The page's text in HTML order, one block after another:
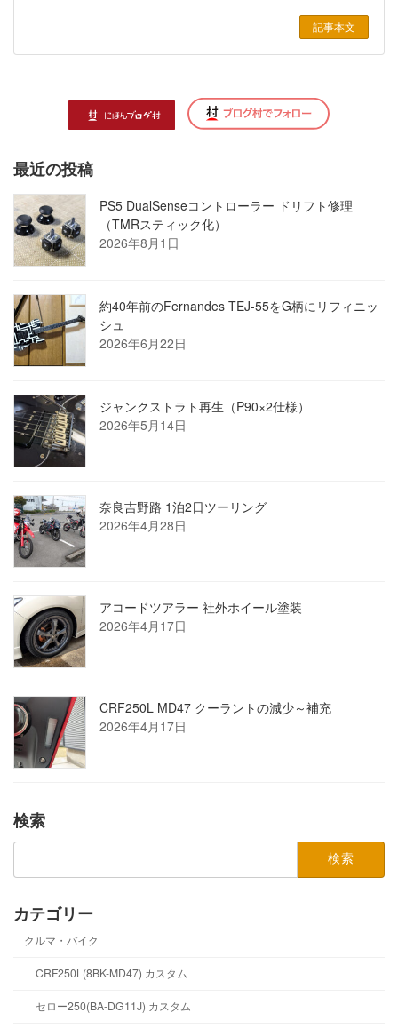
記事本文
最近の投稿
PS5 DualSenseコントローラー ドリフト修理
（TMRスティック化）
2026年8月1日
約40年前のFernandes TEJ-55をG柄にリフィニッ
シュ
2026年6月22日
ジャンクストラト再生（P90×2仕様）
2026年5月14日
奈良吉野路 1泊2日ツーリング
2026年4月28日
アコードツアラー 社外ホイール塗装
2026年4月17日
CRF250L MD47 クーラントの減少～補充
2026年4月17日
検索
カテゴリー
クルマ・バイク
CRF250L(8BK-MD47) カスタム
セロー250(BA-DG11J) カスタム